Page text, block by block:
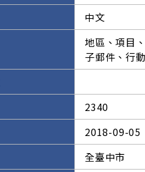
中文
地區、項目
子郵件、行
2340
2018-09-05
全臺中市